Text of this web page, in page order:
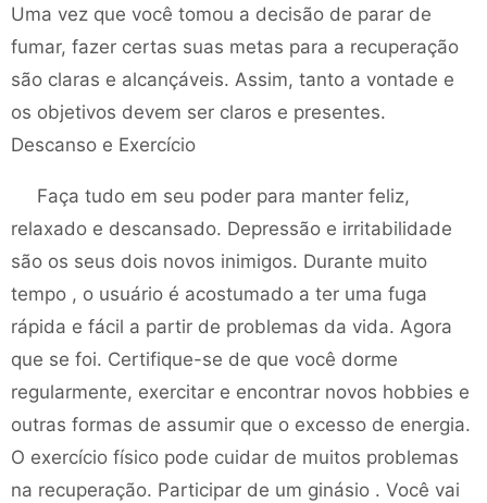
Uma vez que você tomou a decisão de parar de
fumar, fazer certas suas metas para a recuperação
são claras e alcançáveis. Assim, tanto a vontade e
os objetivos devem ser claros e presentes.
Descanso e Exercício
Faça tudo em seu poder para manter feliz,
relaxado e descansado. Depressão e irritabilidade
são os seus dois novos inimigos. Durante muito
tempo , o usuário é acostumado a ter uma fuga
rápida e fácil a partir de problemas da vida. Agora
que se foi. Certifique-se de que você dorme
regularmente, exercitar e encontrar novos hobbies e
outras formas de assumir que o excesso de energia.
O exercício físico pode cuidar de muitos problemas
na recuperação. Participar de um ginásio . Você vai